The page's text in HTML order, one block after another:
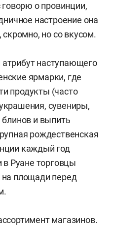
говорю о провинции,
настроение она
скромно, но со вкусом.
наступающего
ярмарки, где
продукты (часто
сувениры,
и выпить
рождественская
каждый год
в Руане торговцы
на площади перед
магазинов.